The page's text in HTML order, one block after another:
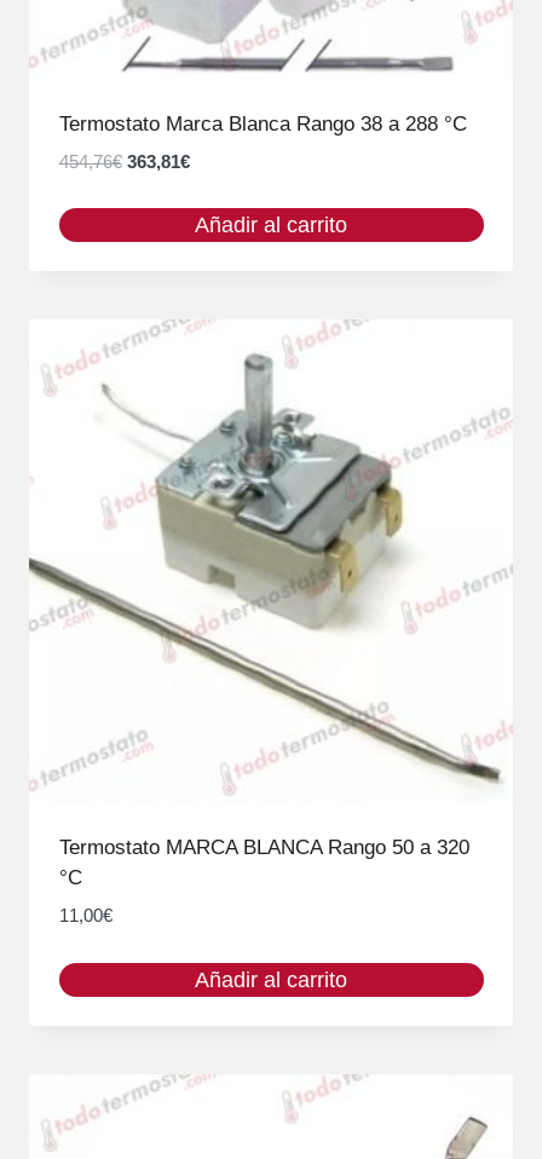
Termostato Marca Blanca Rango 38 a 288 °C
454,76€ El
era:
363,81€El
actual
es:
Añadir al carrito
Termostato MARCA BLANCA Rango 50 a 320
°C
11,00€
Añadir al carrito